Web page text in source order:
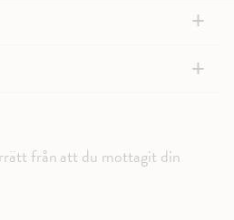
+
+
från att du mottagit din